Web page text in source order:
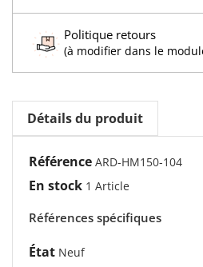
Politique retours
(à modifier dans le
Détails du produit
Référence ARD-HM150-104
En stock 1 Article
Références spécifiques
État Neuf